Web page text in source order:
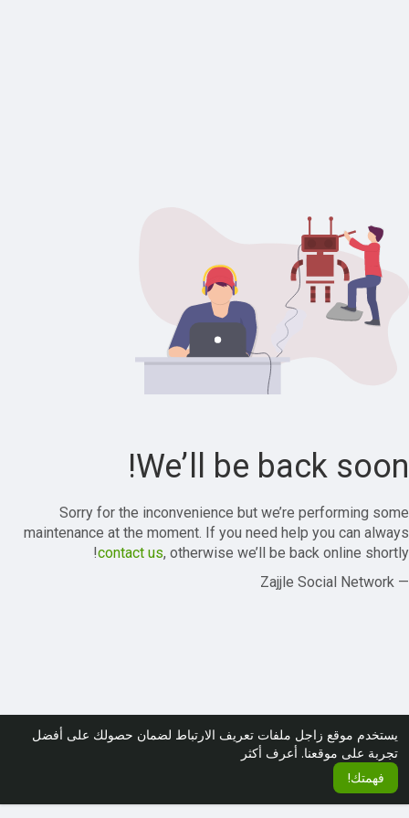
يستخدم موقع زاجل ملفات تعريف الارتباط لضمان حصولك على أفضل
تجربة على موقعنا. أعرف أكثر
فهمتك!
We’ll be back soon!
Sorry for the inconvenience but we’re performing some
maintenance at the moment. If you need help you can always
contact us, otherwise we’ll be back online shortly!
— Zajjle Social Network